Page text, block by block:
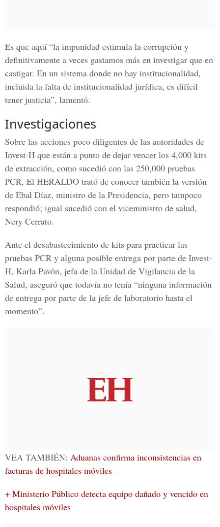
Es que aquí “la impunidad estimula la corrupción y
definitivamente a veces gastamos más en investigar que en
castigar. En un sistema donde no hay institucionalidad,
incluida la falta de institucionalidad jurídica, es difícil
tener justicia”, lamentó.
Investigaciones
Sobre las acciones poco diligentes de las autoridades de
Invest-H que están a punto de dejar vencer los 4,000 kits
de extracción, como sucedió con las 250,000 pruebas
PCR, El HERALDO trató de conocer también la versión
de Ebal Díaz, ministro de la Presidencia, pero tampoco
respondió; igual sucedió con el viceministro de salud,
Nery Cerrato.
Ante el desabastecimiento de kits para practicar las
pruebas PCR y alguna posible entrega por parte de Invest-
H, Karla Pavón, jefa de la Unidad de Vigilancia de la
Salud, aseguró que todavía no tenía “ninguna información
de entrega por parte de la jefe de laboratorio hasta el
momento”.
VEA TAMBIÉN: Aduanas confirma inconsistencias en
facturas de hospitales móviles
+ Ministerio Público detecta equipo dañado y vencido en
hospitales móviles